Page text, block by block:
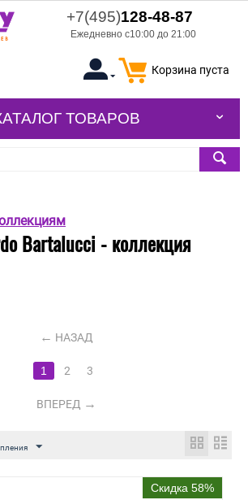
+7(495)128-48-87
Ежедневно с10:00 до 21:00
Корзина пуста
ТОВАРОВ
Bartalucci - коллекция
НАЗАД
1 2 3
ВПЕРЕД
Скидка 58%